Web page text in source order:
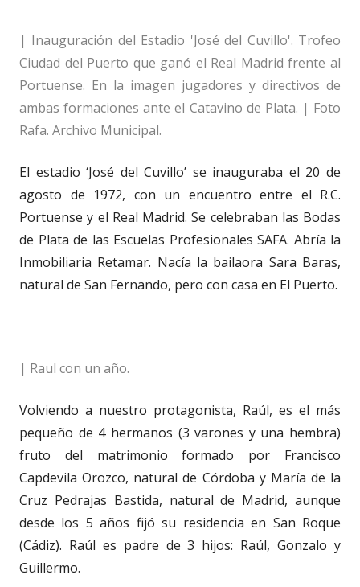
| Inauguración del Estadio 'José del Cuvillo'. Trofeo
Ciudad del Puerto que ganó el Real Madrid frente al
Portuense. En la imagen jugadores y directivos de
ambas formaciones ante el Catavino de Plata. | Foto
Rafa. Archivo Municipal.
El estadio ‘José del Cuvillo’ se inauguraba el 20 de
agosto de 1972, con un encuentro entre el R.C.
Portuense y el Real Madrid. Se celebraban las Bodas
de Plata de las Escuelas Profesionales SAFA. Abría la
Inmobiliaria Retamar. Nacía la bailaora Sara Baras,
natural de San Fernando, pero con casa en El Puerto.
| Raul con un año.
Volviendo a nuestro protagonista, Raúl, es el más
pequeño de 4 hermanos (3 varones y una hembra)
fruto del matrimonio formado por Francisco
Capdevila Orozco, natural de Córdoba y María de la
Cruz Pedrajas Bastida, natural de Madrid, aunque
desde los 5 años fijó su residencia en San Roque
(Cádiz). Raúl es padre de 3 hijos: Raúl, Gonzalo y
Guillermo.